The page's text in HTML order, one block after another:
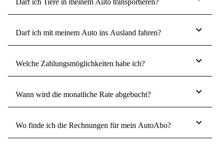
Darf ich mit meinem Auto ins Ausland fahren?
Welche Zahlungsmöglichkeiten habe ich?
Wann wird die monatliche Rate abgebucht?
Wo finde ich die Rechnungen für mein AutoAbo?